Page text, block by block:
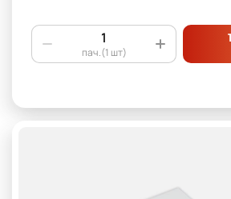
пач.(1 шт)